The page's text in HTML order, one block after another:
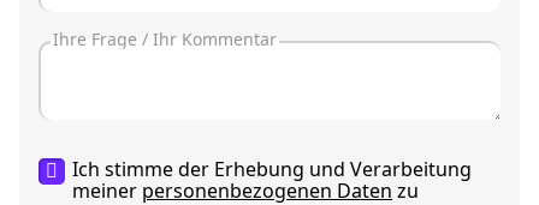
Ich stimme der Erhebung und Verarbeitung
meiner personenbezogenen Daten zu